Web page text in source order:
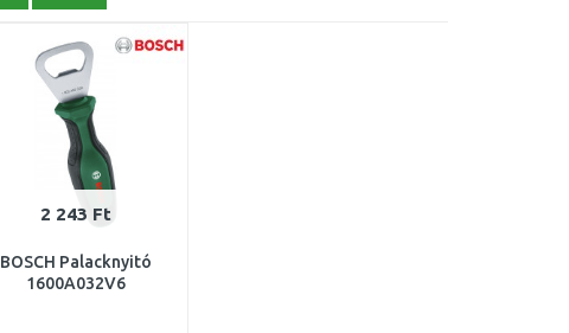
2 243 Ft
BOSCH Palacknyitó
1600A032V6